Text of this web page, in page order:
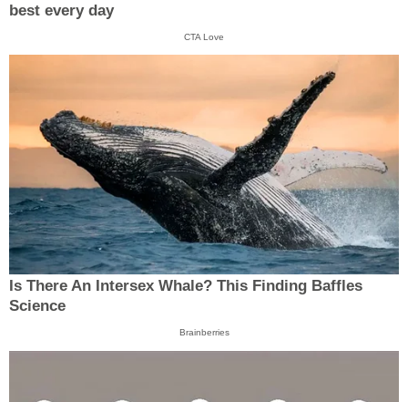
best every day
CTA Love
Is There An Intersex Whale? This Finding Baffles
Science
Brainberries